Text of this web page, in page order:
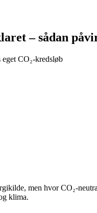
– sådan
CO₂-kredsløb
men hvor CO₂-
klima.